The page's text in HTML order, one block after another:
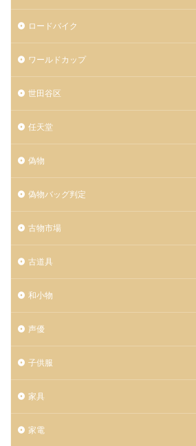
ロードバイク
ワールドカップ
世田谷区
任天堂
偽物
偽物バッグ判定
古物市場
古道具
和小物
声優
子供服
家具
家電